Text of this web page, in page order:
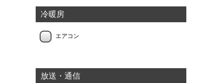
冷暖房
エアコン
放送・通信